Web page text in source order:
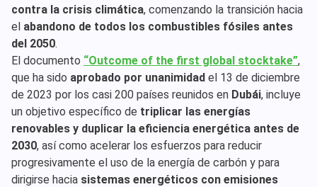
contra la crisis climática, comenzando la transición hacia
el abandono de todos los combustibles fósiles antes
del 2050.
El documento “Outcome of the first global stocktake”,
que ha sido aprobado por unanimidad el 13 de diciembre
de 2023 por los casi 200 países reunidos en Dubái, incluye
un objetivo específico de triplicar las energías
renovables y duplicar la eficiencia energética antes de
2030, así como acelerar los esfuerzos para reducir
progresivamente el uso de la energía de carbón y para
dirigirse hacia sistemas energéticos con emisiones